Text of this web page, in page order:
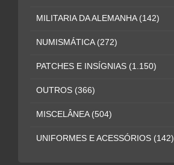
MILITARIA DA ALEMANHA (142)
NUMISMÁTICA (272)
PATCHES E INSÍGNIAS (1.150)
OUTROS (366)
MISCELÂNEA (504)
UNIFORMES E ACESSÓRIOS (142)